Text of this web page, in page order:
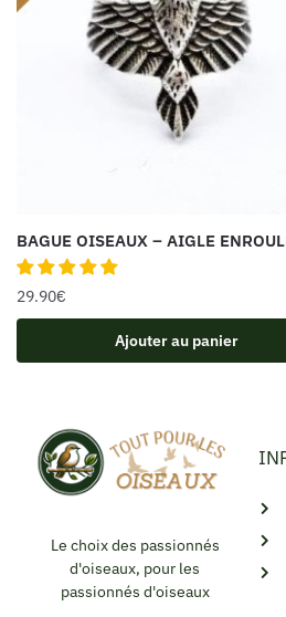
BAGUE OISEAUX – AIGLE
29.90€
Ajouter au panier
Le choix des passionnés
d'oiseaux, pour les
passionnés d'oiseaux